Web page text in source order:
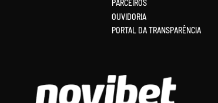
PARCEIROS
OUVIDORIA
PORTAL DA TRANSPARÊNCIA